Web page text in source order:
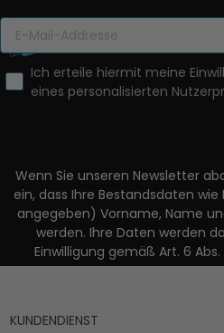
Ich erteile hiermit meine
eines personalisierten
Wenn Sie unseren Newsletter
ein, dass Ihre Bestandsdaten
angegeben) Vorname, Name
werden. Ihre Daten werden
Einwilligung gemäß Art. 6
KUNDENDIENST